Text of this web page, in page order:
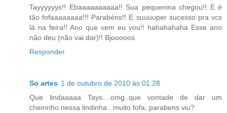
Tayyyyyys!! Ebaaaaaaaaaa!! Sua pequenina chegou!! E é
tão fofaaaaaaaa!!! Parabéns!! E suuuuper sucesso pra vcs
lá na feira!! Ano que vem eu vou!! hahahahaha Esse ano
não deu (não vai dar)!! Bjooooos
Responder
So artes 1 de outubro de 2010 às 01:28
Que lindaaaaa Tays....omg..que vontade de dar um
cheirinho nessa lindinha...muito fofa, parabens viu?